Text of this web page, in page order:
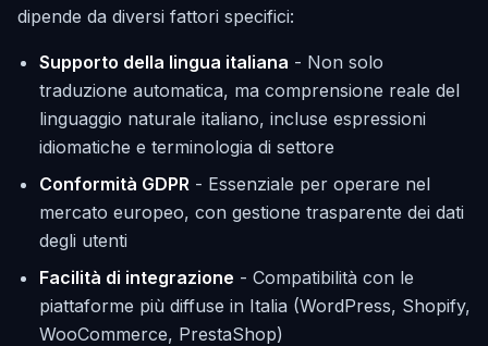
dipende da diversi fattori specifici:
Supporto della lingua italiana - Non solo
traduzione automatica, ma comprensione reale del
linguaggio naturale italiano, incluse espressioni
idiomatiche e terminologia di settore
Conformità GDPR - Essenziale per operare nel
mercato europeo, con gestione trasparente dei dati
degli utenti
Facilità di integrazione - Compatibilità con le
piattaforme più diffuse in Italia (WordPress, Shopify,
WooCommerce, PrestaShop)